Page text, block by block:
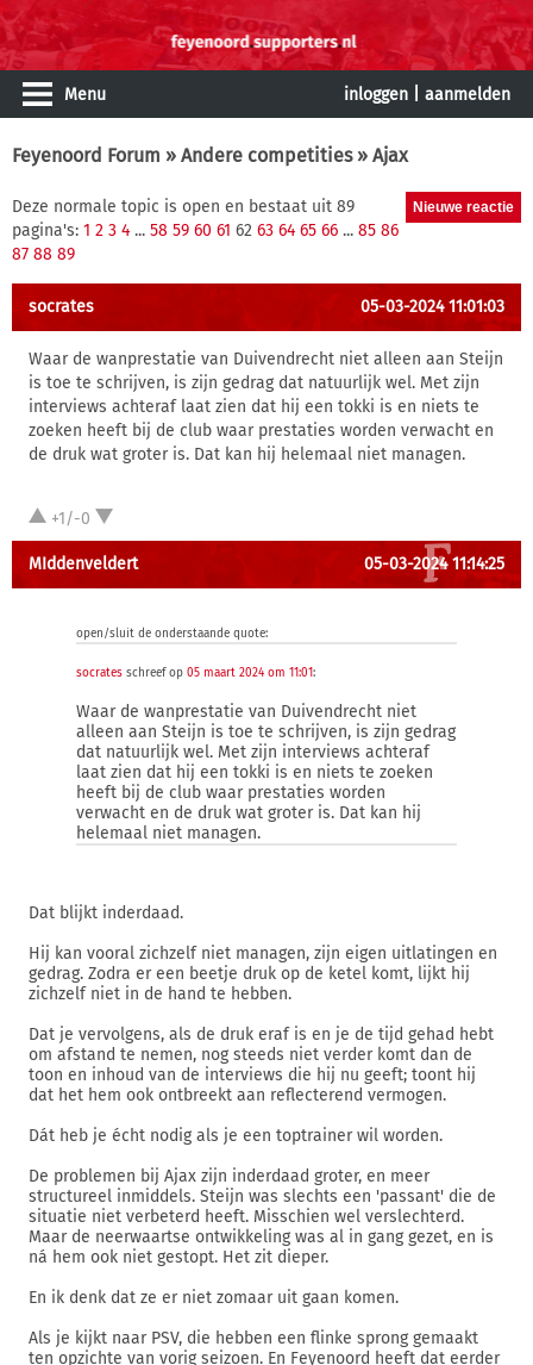
Menu inloggen aanmelden
Feyenoord Forum » Andere competities» Ajax
Deze normale topic is open en bestaat uit 89
pagina's: 1 2 3 4 ... 58 59 60 61 62 63 64 65 66 ... 85 86
87 88 89
socrates 05-03-2024 11:01:03
Waar de wanprestatie van Duivendrecht niet alleen aan Steijn
is toe te schrijven, is zijn gedrag dat natuurlijk wel. Met zijn
interviews achteraf laat zien dat hij een tokki is en niets te
zoeken heeft bij de club waar prestaties worden verwacht en
de druk wat groter is. Dat kan hij helemaal niet managen.
+1/-0
MIddenveldert 05-03-2024 11:14:25
open/sluit de onderstaande quote:
socrates schreef op 05 maart 2024 om 11:01:
Waar de wanprestatie van Duivendrecht niet
alleen aan Steijn is toe te schrijven, is zijn gedrag
dat natuurlijk wel. Met zijn interviews achteraf
laat zien dat hij een tokki is en niets te zoeken
heeft bij de club waar prestaties worden
verwacht en de druk wat groter is. Dat kan hij
helemaal niet managen.
Dat blijkt inderdaad.
Hij kan vooral zichzelf niet managen, zijn eigen uitlatingen en
gedrag. Zodra er een beetje druk op de ketel komt, lijkt hij
zichzelf niet in de hand te hebben.
Dat je vervolgens, als de druk eraf is en je de tijd gehad hebt
om afstand te nemen, nog steeds niet verder komt dan de
toon en inhoud van de interviews die hij nu geeft; toont hij
dat het hem ook ontbreekt aan reflecterend vermogen.
Dát heb je écht nodig als je een toptrainer wil worden.
De problemen bij Ajax zijn inderdaad groter, en meer
structureel inmiddels. Steijn was slechts een 'passant' die de
situatie niet verbeterd heeft. Misschien wel verslechterd.
Maar de neerwaartse ontwikkeling was al in gang gezet, en is
ná hem ook niet gestopt. Het zit dieper.
En ik denk dat ze er niet zomaar uit gaan komen.
Als je kijkt naar PSV, die hebben een flinke sprong gemaakt
ten opzichte van vorig seizoen. En Feyenoord heeft dat eerder